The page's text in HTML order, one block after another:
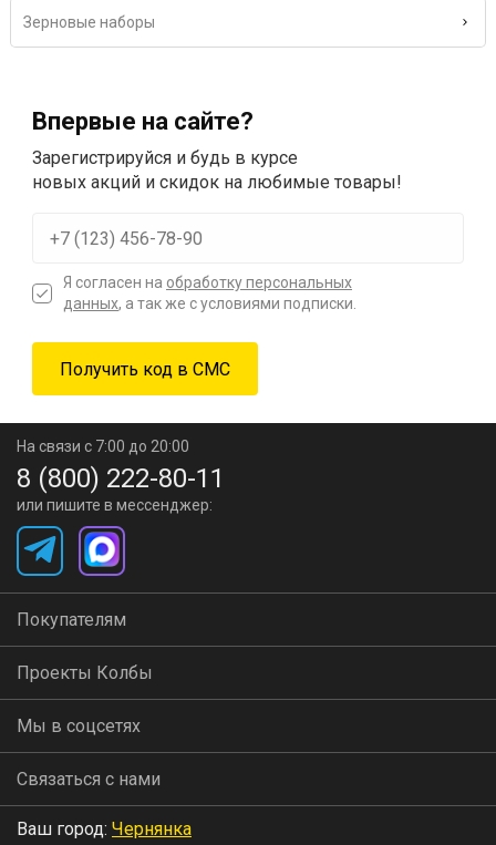
Зерновые наборы
Впервые на сайте?
Зарегистрируйся и будь в курсе
новых акций и скидок на любимые товары!
Я согласен на обработку персональных
данных, а так же с условиями подписки.
На связи с 7:00 до 20:00
8 (800) 222-80-11
или пишите в мессенджер:
Покупателям
Проекты Колбы
Мы в соцсетях
Связаться с нами
Ваш город: Чернянка